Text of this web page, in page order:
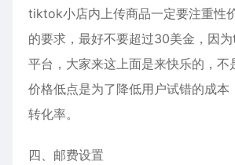
tiktok小店内上传商品一定要注重性
的要求，最好不要超过30美金，因
平台，大家来这上面是来快乐的，不
价格低点是为了降低用户试错的成本
转化率。
四、邮费设置